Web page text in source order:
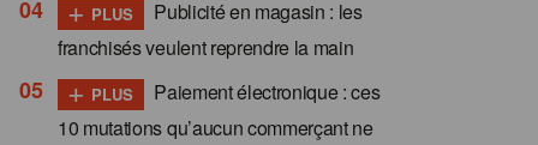
+ PLUS
Publicité en magasin : les
franchisés veulent reprendre la main
+ PLUS
Paiement électronique : ces
10 mutations qu’aucun commerçant ne